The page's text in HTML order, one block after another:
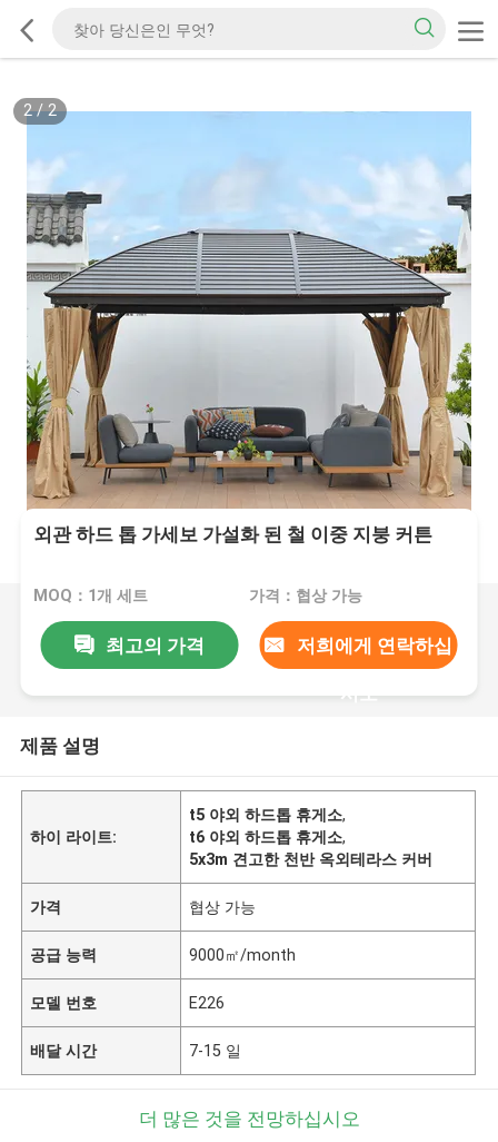
2/2
외관 하드 톱 가세보 가설화 된 철 이중 지붕 커튼
MOQ：1개 세트 가격：협상 가능
최고의 가격 저희에게 연락하십
시오
제품 설명
하이 라이트:
t5 야외 하드톱 휴게소,
t6 야외 하드톱 휴게소,
5x3m 견고한 천반 옥외테라스 커버
가격 협상 가능
공급 능력 9000㎡/month
모델 번호 E226
배달 시간 7-15 일
더 많은 것을 전망하십시오